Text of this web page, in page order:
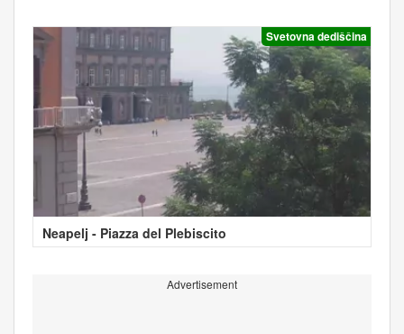
Svetovna dediščina
Neapelj - Piazza del Plebiscito
Advertisement